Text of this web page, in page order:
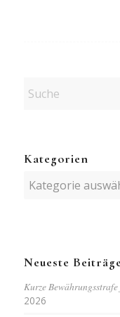
Kategorien
Kategorien
Neueste
Kurze
2026